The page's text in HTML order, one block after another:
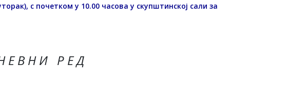
с почетком у 10.00 часова у скупштинској сали за
Е В Н И Р Е Д